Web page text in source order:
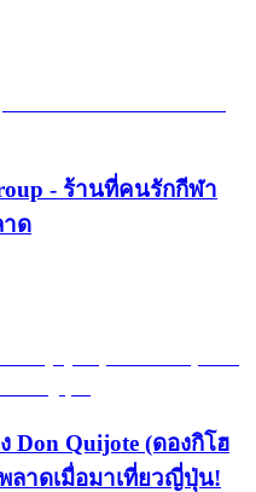
- ร้านที่คนรักกีฬา
าด
Don Quijote (ดองกิโฮ
ลาดเมื่อมาเที่ยวญี่ปุ่น!